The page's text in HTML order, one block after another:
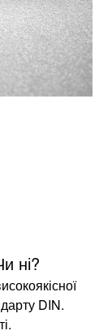
ні?
DIN.